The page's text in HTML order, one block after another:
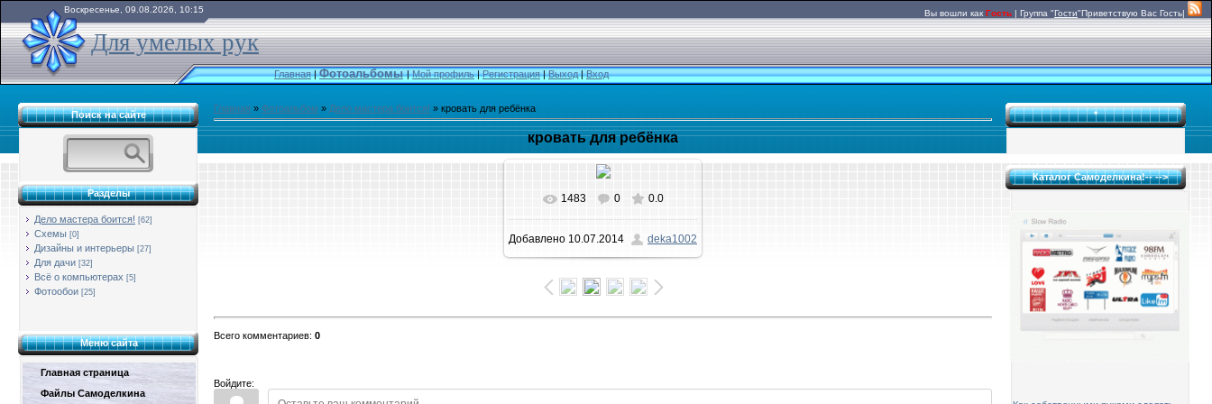
Воскресенье, 09.08.2026, 10:15 Вы вошли как Гость | Группа "Гости"Приветствую Вас Гость|
Для умелых рук
Главная|Фотоальбомы |Мой профиль|Регистрация|Выход|Вход
Поиск на сайте
Разделы
Дело мастера боится! [62]
Схемы [0]
Дизайны и интерьеры [27]
Для дачи [32]
Всё о компьютерах [5]
Фотообои [25]
Меню сайта
Главная страница
Файлы Самоделкина
Главная » Фотоальбом » Дело мастера боится! » кровать для ребёнка
кровать для ребёнка
1483 0 0.0
Добавлено 10.07.2014 deka1002
Всего комментариев: 0
Войдите:
*
Каталог Самоделкина!-- -->